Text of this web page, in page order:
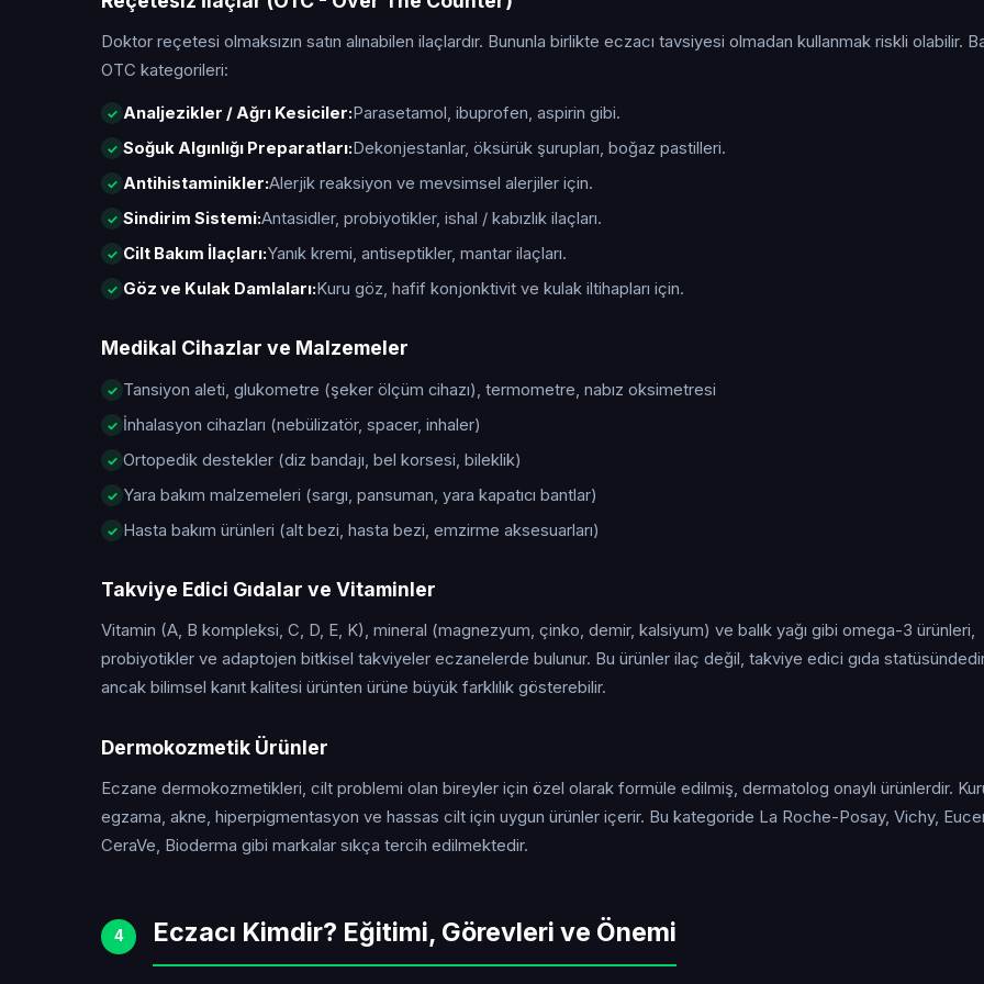
Doktor reçetesi olmaksızın satın alınabilen ilaçlardır. Bununla birlikte eczacı tavsiyesi olmadan kullanmak riskli olabilir.
OTC kategorileri:
Analjezikler / Ağrı Kesiciler:Parasetamol, ibuprofen, aspirin gibi.
Soğuk Algınlığı Preparatları:Dekonjestanlar, öksürük şurupları, boğaz pastilleri.
Antihistaminikler:Alerjik reaksiyon ve mevsimsel alerjiler için.
Sindirim Sistemi:Antasidler, probiyotikler, ishal / kabızlık ilaçları.
Cilt Bakım İlaçları:Yanık kremi, antiseptikler, mantar ilaçları.
Göz ve Kulak Damlaları:Kuru göz, hafif konjonktivit ve kulak iltihapları için.
Medikal Cihazlar ve Malzemeler
Tansiyon aleti, glukometre (şeker ölçüm cihazı), termometre, nabız oksimetresi
İnhalasyon cihazları (nebülizatör, spacer, inhaler)
Ortopedik destekler (diz bandajı, bel korsesi, bileklik)
Yara bakım malzemeleri (sargı, pansuman, yara kapatıcı bantlar)
Hasta bakım ürünleri (alt bezi, hasta bezi, emzirme aksesuarları)
Takviye Edici Gıdalar ve Vitaminler
Vitamin (A, B kompleksi, C, D, E, K), mineral (magnezyum, çinko, demir, kalsiyum) ve balık yağı gibi omega-3 ürünleri,
probiyotikler ve adaptojen bitkisel takviyeler eczanelerde bulunur. Bu ürünler ilaç değil, takviye edici gıda
ancak bilimsel kanıt kalitesi ürünten ürüne büyük farklılık gösterebilir.
Dermokozmetik Ürünler
Eczane dermokozmetikleri, cilt problemi olan bireyler için özel olarak formüle edilmiş, dermatolog onaylı ürünlerdir.
egzama, akne, hiperpigmentasyon ve hassas cilt için uygun ürünler içerir. Bu kategoride La Roche-Posay, Vichy,
CeraVe, Bioderma gibi markalar sıkça tercih edilmektedir.
4 Eczacı Kimdir? Eğitimi, Görevleri ve Önemi